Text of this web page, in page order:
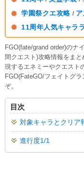
学園祭クエ攻略 /
11周年人気キャラ
FGO(fate/grand order)のナ
間クエスト)攻略情報をま
現するエネミーやクエスト
FGO(FateGO/フェイトグ
ぞ。
目次
対象キャラとクリア
進行度1/1